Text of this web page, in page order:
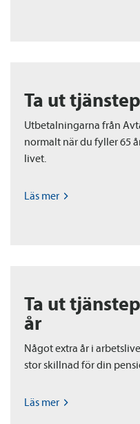
Ta ut
Utbetalningarna från
normalt när du fyller 65
livet.
Läs mer
Ta ut
år
Något extra år i
stor skillnad för din
Läs mer